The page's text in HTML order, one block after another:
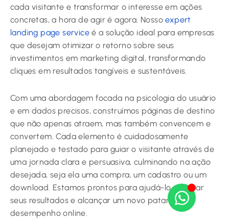
cada visitante e transformar o interesse em ações
concretas, a hora de agir é agora. Nossoexpert
landing page service é a solução ideal para empresas
que desejam otimizar o retorno sobre seus
investimentos em marketing digital, transformando
cliques em resultados tangíveis e sustentáveis.
Com uma abordagem focada na psicologia do usuário
e em dados precisos, construímos páginas de destino
que não apenas atraem, mas também convencem e
convertem. Cada elemento é cuidadosamente
planejado e testado para guiar o visitante através de
uma jornada clara e persuasiva, culminando na ação
desejada, seja ela uma compra, um cadastro ou um
download. Estamos prontos para ajudá-lo a elevar
seus resultados e alcançar um novo patamar de
desempenho online.